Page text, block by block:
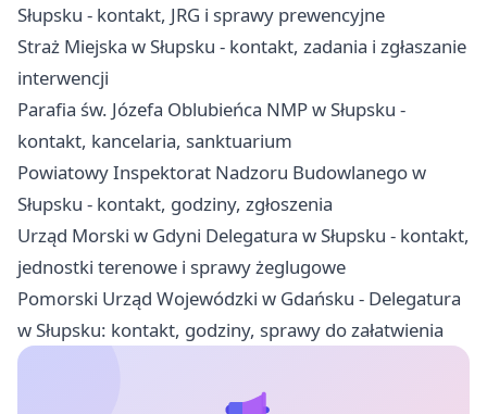
Słupsku - kontakt, JRG i sprawy prewencyjne
Straż Miejska w Słupsku - kontakt, zadania i zgłaszanie
interwencji
Parafia św. Józefa Oblubieńca NMP w Słupsku -
kontakt, kancelaria, sanktuarium
Powiatowy Inspektorat Nadzoru Budowlanego w
Słupsku - kontakt, godziny, zgłoszenia
Urząd Morski w Gdyni Delegatura w Słupsku - kontakt,
jednostki terenowe i sprawy żeglugowe
Pomorski Urząd Wojewódzki w Gdańsku - Delegatura
w Słupsku: kontakt, godziny, sprawy do załatwienia